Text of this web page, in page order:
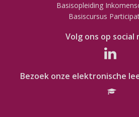
Basisopleiding
Basiscursus
Volg ons op social
Bezoek onze elektronische